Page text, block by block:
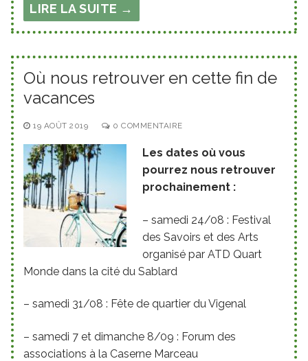
LIRE LA SUITE →
Où nous retrouver en cette fin de
vacances
19 AOÛT 2019 0 COMMENTAIRE
Les dates où vous
pourrez nous retrouver
prochainement :
– samedi 24/08 : Festival
des Savoirs et des Arts
organisé par ATD Quart
Monde dans la cité du Sablard
– samedi 31/08 : Fête de quartier du Vigenal
– samedi 7 et dimanche 8/09 : Forum des
associations à la Caserne Marceau